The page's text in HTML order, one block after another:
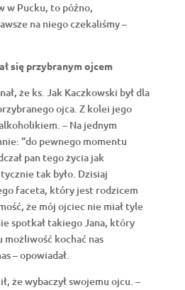
w Pucku, to późno,
na niego czekaliśmy –
się przybranym ojcem
że ks. Jak Kaczkowski był dla
ojca. Z kolei jego
– Na jednym
“do pewnego momentu
pan tego życia jak
tak było. Dzisiaj
faceta, który jest rodzicem
że mój ojciec nie miał tyle
spotkał takiego Jana, który
możliwość kochać nas
– opowiadał.
że wybaczył swojemu ojcu. –